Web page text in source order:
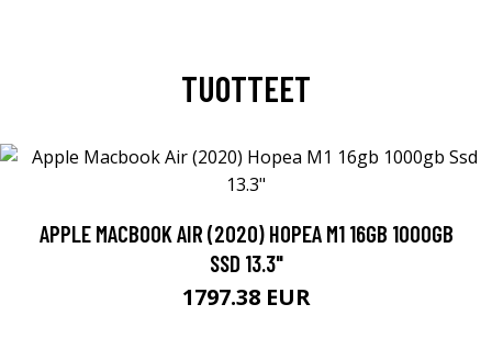
TUOTTEET
APPLE MACBOOK AIR (2020) HOPEA M1 16GB 1000GB
SSD 13.3"
1797.38 EUR